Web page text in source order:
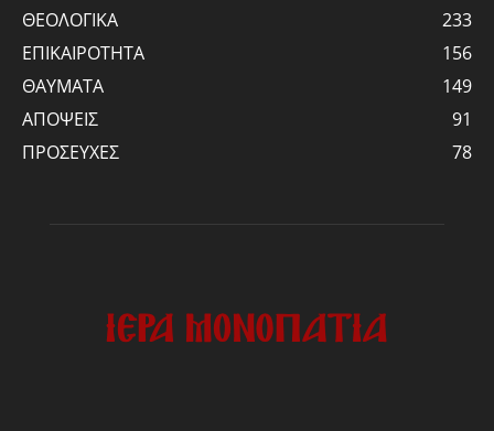
ΘΕΟΛΟΓΙΚΑ
233
ΕΠΙΚΑΙΡΟΤΗΤΑ
156
ΘΑΥΜΑΤΑ
149
ΑΠΟΨΕΙΣ
91
ΠΡΟΣΕΥΧΕΣ
78